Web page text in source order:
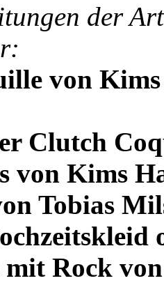
der
von
Clutch
von Kims
Tobias
Rock